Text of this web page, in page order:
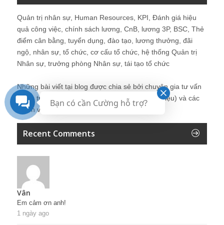
Quản trị nhân sự, Human Resources, KPI, Đánh giá hiệu
quả công việc, chính sách lương, CnB, lương 3P, BSC, Thẻ
điểm cân bằng, tuyển dụng, đào tạo, lương thưởng, đãi
ngộ, nhân sự, tổ chức, cơ cấu tổ chức, hệ thống Quản trị
Nhân sự, trưởng phòng Nhân sự, tái tạo tổ chức
Những bài viết tại blog được chia sẻ bởi chuyên gia tư vấn
Quản trị Nhân sự Nguyễn Hùng Cường (giới thiệu) và các
thành viên khác trong cộng đồng Nhân sự.
Recent Comments
Vân
Em cảm ơn anh!
1 ngày ago
Bạn có cần Cường hỗ trợ?